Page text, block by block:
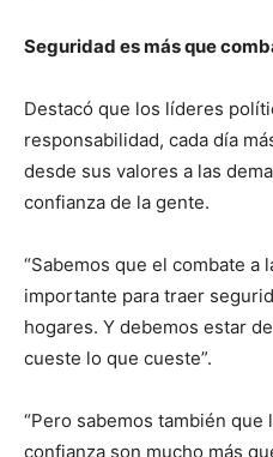
Seguridad es más que
Destacó que los líderes
responsabilidad, cada día
desde sus valores a las
confianza de la gente.
“Sabemos que el combate a
importante para traer
hogares. Y debemos estar
cueste lo que cueste”.
“Pero sabemos también
confianza son mucho más